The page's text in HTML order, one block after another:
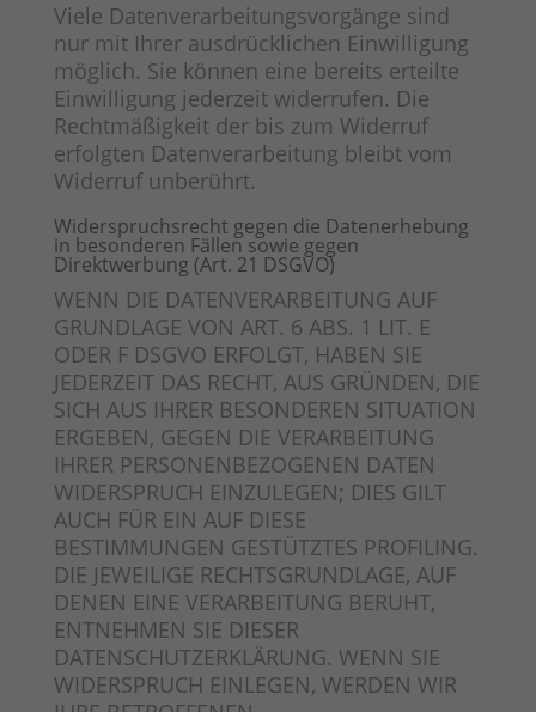
Viele Datenverarbeitungsvorgänge sind
nur mit Ihrer ausdrücklichen Einwilligung
möglich. Sie können eine bereits erteilte
Einwilligung jederzeit widerrufen. Die
Rechtmäßigkeit der bis zum Widerruf
erfolgten Datenverarbeitung bleibt vom
Widerruf unberührt.
Widerspruchsrecht gegen die Datenerhebung
in besonderen Fällen sowie gegen
Direktwerbung (Art. 21 DSGVO)
WENN DIE DATENVERARBEITUNG AUF
GRUNDLAGE VON ART. 6 ABS. 1 LIT. E
ODER F DSGVO ERFOLGT, HABEN SIE
JEDERZEIT DAS RECHT, AUS GRÜNDEN, DIE
SICH AUS IHRER BESONDEREN SITUATION
ERGEBEN, GEGEN DIE VERARBEITUNG
IHRER PERSONENBEZOGENEN DATEN
WIDERSPRUCH EINZULEGEN; DIES GILT
AUCH FÜR EIN AUF DIESE
BESTIMMUNGEN GESTÜTZTES PROFILING.
DIE JEWEILIGE RECHTSGRUNDLAGE, AUF
DENEN EINE VERARBEITUNG BERUHT,
ENTNEHMEN SIE DIESER
DATENSCHUTZERKLÄRUNG. WENN SIE
WIDERSPRUCH EINLEGEN, WERDEN WIR